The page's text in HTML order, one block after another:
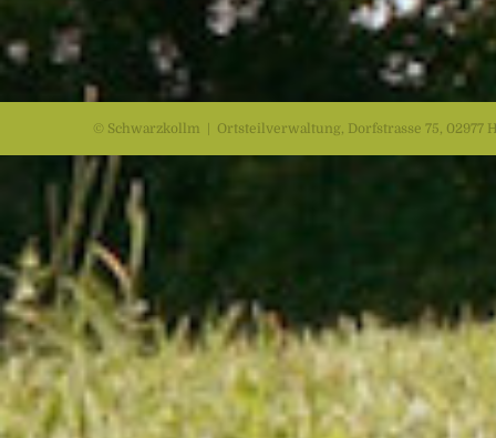
© Schwarzkollm | Ortsteilverwaltung, Dorfstrasse 75, 02977